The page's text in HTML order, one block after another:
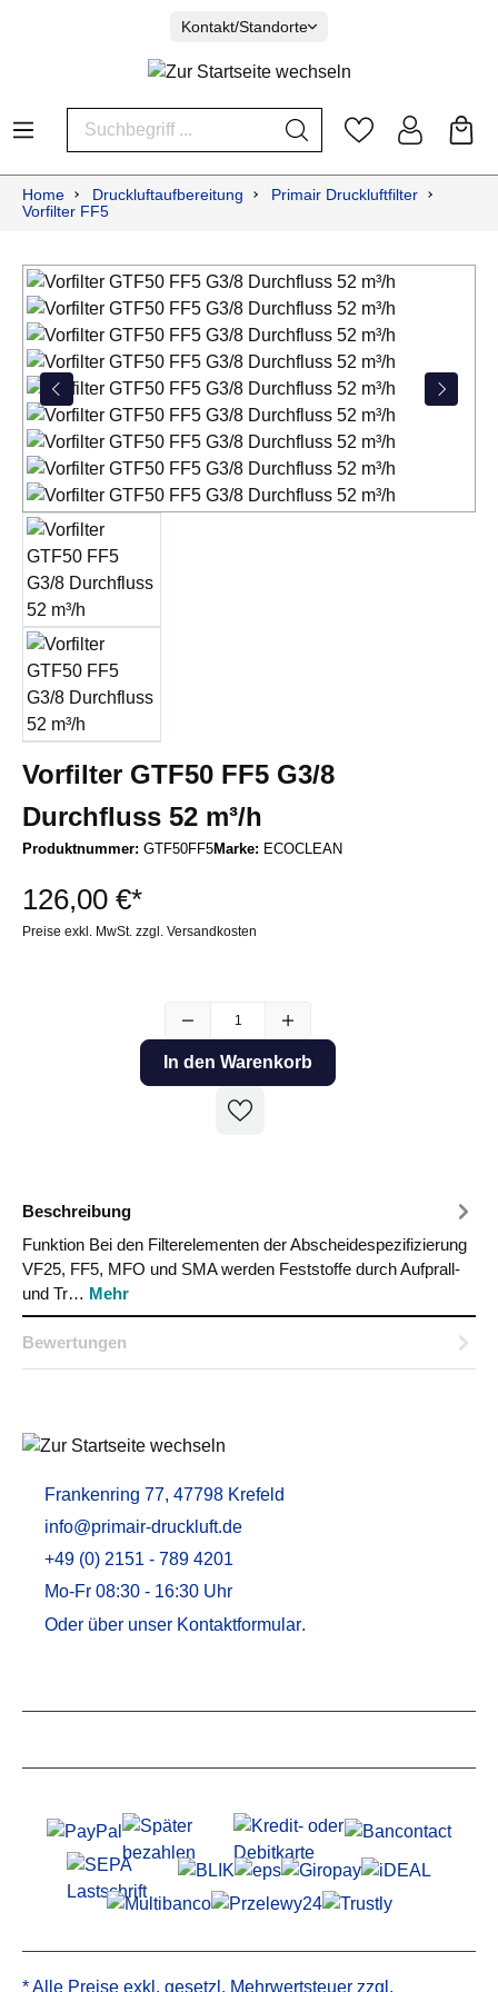
Kontakt/Standorte
Home Druckluftaufbereitung
Primair Druckluftfilter
Vorfilter FF5
Vorfilter GTF50 FF5 G3/8
Durchfluss 52 m³/h
Produktnummer: GTF50FF5Marke: ECOCLEAN
126,00 €*
Preise exkl. MwSt. zzgl. Versandkosten
In den Warenkorb
Beschreibung
Funktion Bei den Filterelementen der Abscheidespezifizierung
VF25, FF5, MFO und SMA werden Feststoffe durch Aufprall-
und Tr… Mehr
Bewertungen
Frankenring 77, 47798 Krefeld
info@primair-druckluft.de
+49 (0) 2151 - 789 4201
Mo-Fr 08:30 - 16:30 Uhr
Oder über unser Kontaktformular.
* Alle Preise exkl. gesetzl. Mehrwertsteuer zzgl.